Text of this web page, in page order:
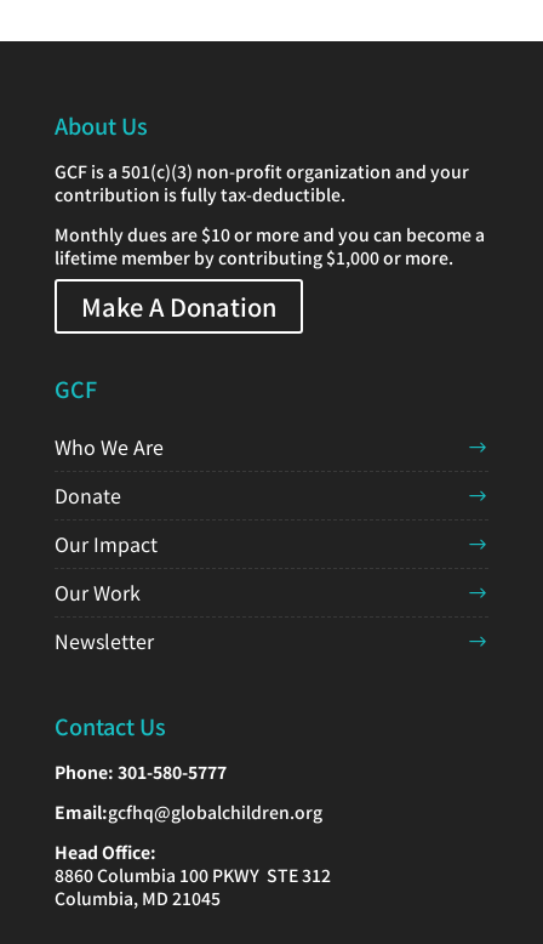
About Us
GCF is a 501(c)(3) non-profit organization and your
contribution is fully tax-deductible.
Monthly dues are $10 or more and you can become a
lifetime member by contributing $1,000 or more.
Make A Donation
GCF
Who We Are
Donate
Our Impact
Our Work
Newsletter
Contact Us
Phone: 301-580-5777
Email:gcfhq@globalchildren.org
Head Office:
8860 Columbia 100 PKWY STE 312
Columbia, MD 21045